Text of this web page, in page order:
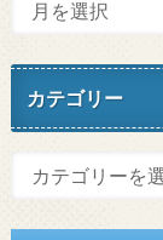
カテゴリー